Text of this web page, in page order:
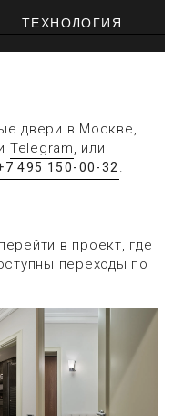
ТЕХНОЛОГИЯ
двери в Москве,
Telegram, или
495 150-00-32.
в проект, где
переходы по